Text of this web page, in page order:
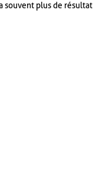
souvent plus de résultat